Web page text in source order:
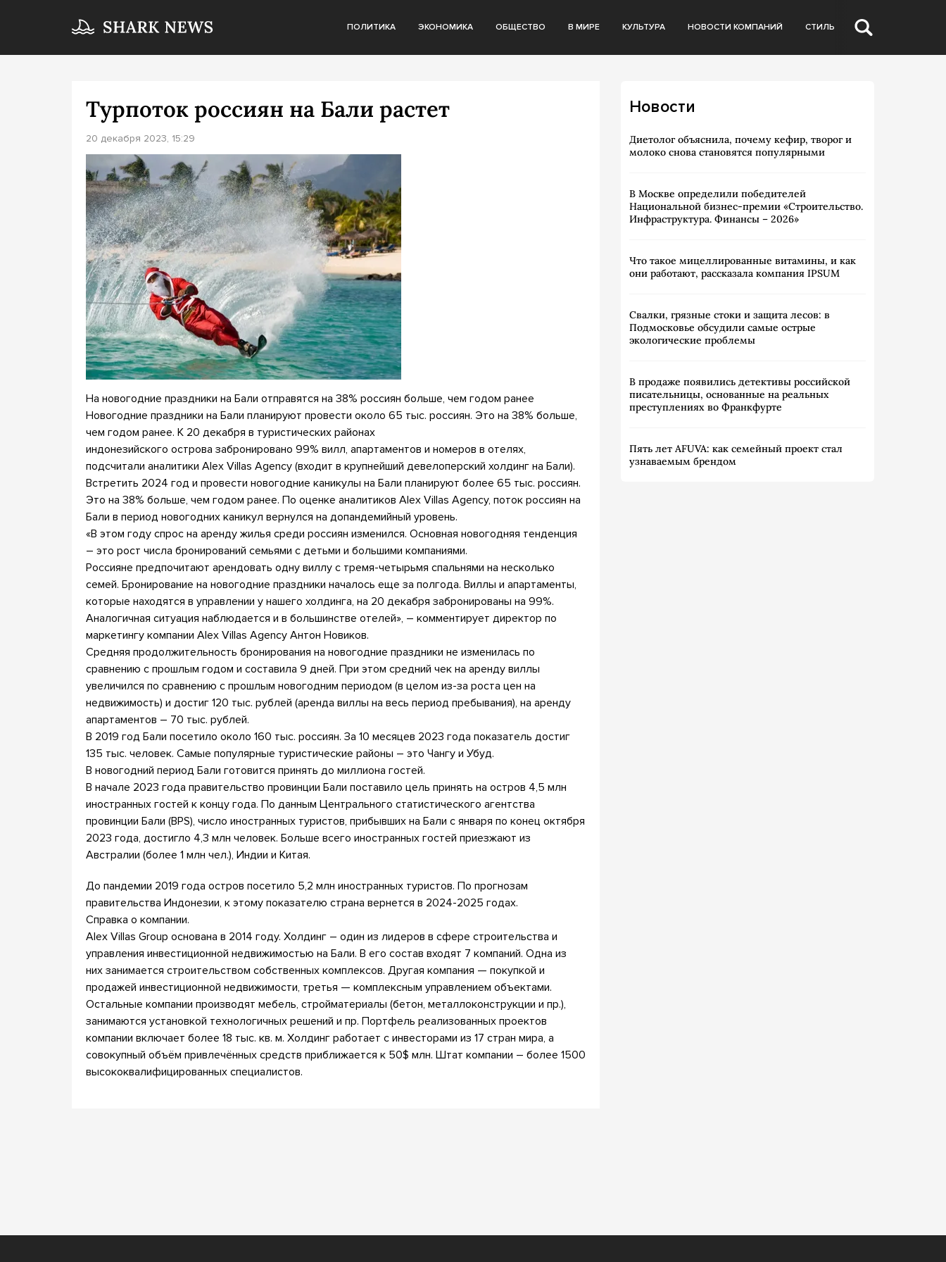
ПОЛИТИКА ЭКОНОМИКА ОБЩЕСТВО В МИРЕ КУЛЬТУРА НОВОСТИ КОМПАНИЙ СТИЛЬ
Турпоток россиян на Бали растет
20 декабря 2023, 15:29
На новогодние праздники на Бали отправятся на 38% россиян больше, чем годом ранее
Новогодние праздники на Бали планируют провести около 65 тыс. россиян. Это на 38% больше,
чем годом ранее. К 20 декабря в туристических районах
индонезийского острова забронировано 99% вилл, апартаментов и номеров в отелях,
подсчитали аналитики Alex Villas Agency (входит в крупнейший девелоперский холдинг на Бали).
Встретить 2024 год и провести новогодние каникулы на Бали планируют более 65 тыс. россиян.
Это на 38% больше, чем годом ранее. По оценке аналитиков Alex Villas Agency, поток россиян на
Бали в период новогодних каникул вернулся на допандемийный уровень.
«В этом году спрос на аренду жилья среди россиян изменился. Основная новогодняя тенденция
– это рост числа бронирований семьями с детьми и большими компаниями.
Россияне предпочитают арендовать одну виллу с тремя-четырьмя спальнями на несколько
семей. Бронирование на новогодние праздники началось еще за полгода. Виллы и апартаменты,
которые находятся в управлении у нашего холдинга, на 20 декабря забронированы на 99%.
Аналогичная ситуация наблюдается и в большинстве отелей», – комментирует директор по
маркетингу компании Alex Villas Agency Антон Новиков.
Средняя продолжительность бронирования на новогодние праздники не изменилась по
сравнению с прошлым годом и составила 9 дней. При этом средний чек на аренду виллы
увеличился по сравнению с прошлым новогодним периодом (в целом из-за роста цен на
недвижимость) и достиг 120 тыс. рублей (аренда виллы на весь период пребывания), на аренду
апартаментов – 70 тыс. рублей.
В 2019 год Бали посетило около 160 тыс. россиян. За 10 месяцев 2023 года показатель достиг
135 тыс. человек. Самые популярные туристические районы – это Чангу и Убуд.
В новогодний период Бали готовится принять до миллиона гостей.
В начале 2023 года правительство провинции Бали поставило цель принять на остров 4,5 млн
иностранных гостей к концу года. По данным Центрального статистического агентства
провинции Бали (BPS), число иностранных туристов, прибывших на Бали с января по конец октября
2023 года, достигло 4,3 млн человек. Больше всего иностранных гостей приезжают из
Австралии (более 1 млн чел.), Индии и Китая.
До пандемии 2019 года остров посетило 5,2 млн иностранных туристов. По прогнозам
правительства Индонезии, к этому показателю страна вернется в 2024-2025 годах.
Справка о компании.
Alex Villas Group основана в 2014 году. Холдинг – один из лидеров в сфере строительства и
управления инвестиционной недвижимостью на Бали. В его состав входят 7 компаний. Одна из
них занимается строительством собственных комплексов. Другая компания — покупкой и
продажей инвестиционной недвижимости, третья — комплексным управлением объектами.
Остальные компании производят мебель, стройматериалы (бетон, металлоконструкции и пр.),
занимаются установкой технологичных решений и пр. Портфель реализованных проектов
компании включает более 18 тыс. кв. м. Холдинг работает с инвесторами из 17 стран мира, а
совокупный объём привлечённых средств приближается к 50$ млн. Штат компании – более 1500
высококвалифицированных специалистов.
Новости
Диетолог объяснила, почему кефир, творог и
молоко снова становятся популярными
В Москве определили победителей
Национальной бизнес-премии «Строительство.
Инфраструктура. Финансы – 2026»
Что такое мицеллированные витамины, и как
они работают, рассказала компания IPSUM
Свалки, грязные стоки и защита лесов: в
Подмосковье обсудили самые острые
экологические проблемы
В продаже появились детективы российской
писательницы, основанные на реальных
преступлениях во Франкфурте
Пять лет AFUVA: как семейный проект стал
узнаваемым брендом